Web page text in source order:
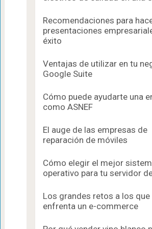
Recomendaciones para
presentaciones
éxito
Ventajas de utilizar en tu
Google Suite
Cómo puede ayudarte una
como ASNEF
El auge de las empresas de
reparación de móviles
Cómo elegir el mejor
operativo para tu servidor
Los grandes retos a los que
enfrenta un e-commerce